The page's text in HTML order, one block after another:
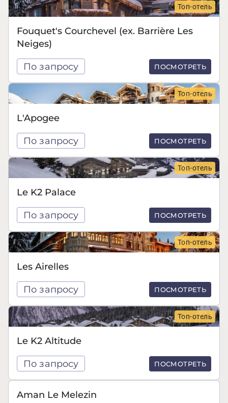
Топ-отель
Fouquet's Courchevel (ex. Barrière Les
Neiges)
По запросу ПОСМОТРЕТЬ
Топ-отель
L'Apogee
По запросу ПОСМОТРЕТЬ
Топ-отель
Le K2 Palace
По запросу ПОСМОТРЕТЬ
Топ-отель
Les Airelles
По запросу ПОСМОТРЕТЬ
Топ-отель
Le K2 Altitude
По запросу ПОСМОТРЕТЬ
Aman Le Melezin